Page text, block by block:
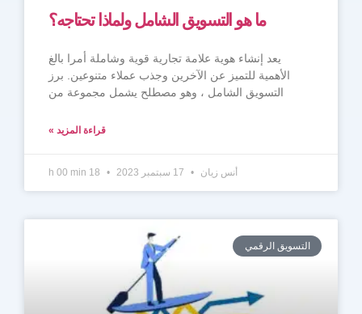
ما هو التسويق الشامل ولماذا تحتاجه؟
يعد إنشاء هوية علامة تجارية قوية وشاملة أمرا بالغ
الأهمية للتميز عن الآخرين وجذب عملاء متنوعين. برز
التسويق الشامل ، وهو مصطلح يشمل مجموعة من
قراءة المزيد »
أنس زيان
التسويق الرقمي